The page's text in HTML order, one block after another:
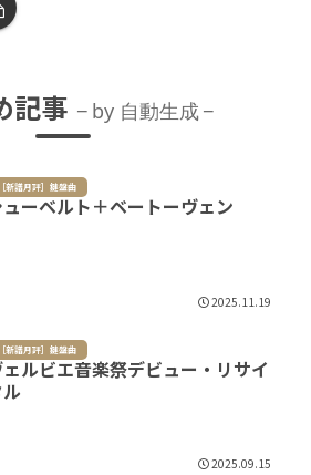
記事 by 自動生成
［新譜月評］鍵盤曲
ーベルト＋ベートーヴェン
2025.11.19
［新譜月評］鍵盤曲
ェルビエ音楽祭デビュー・リサイ
2025.09.15